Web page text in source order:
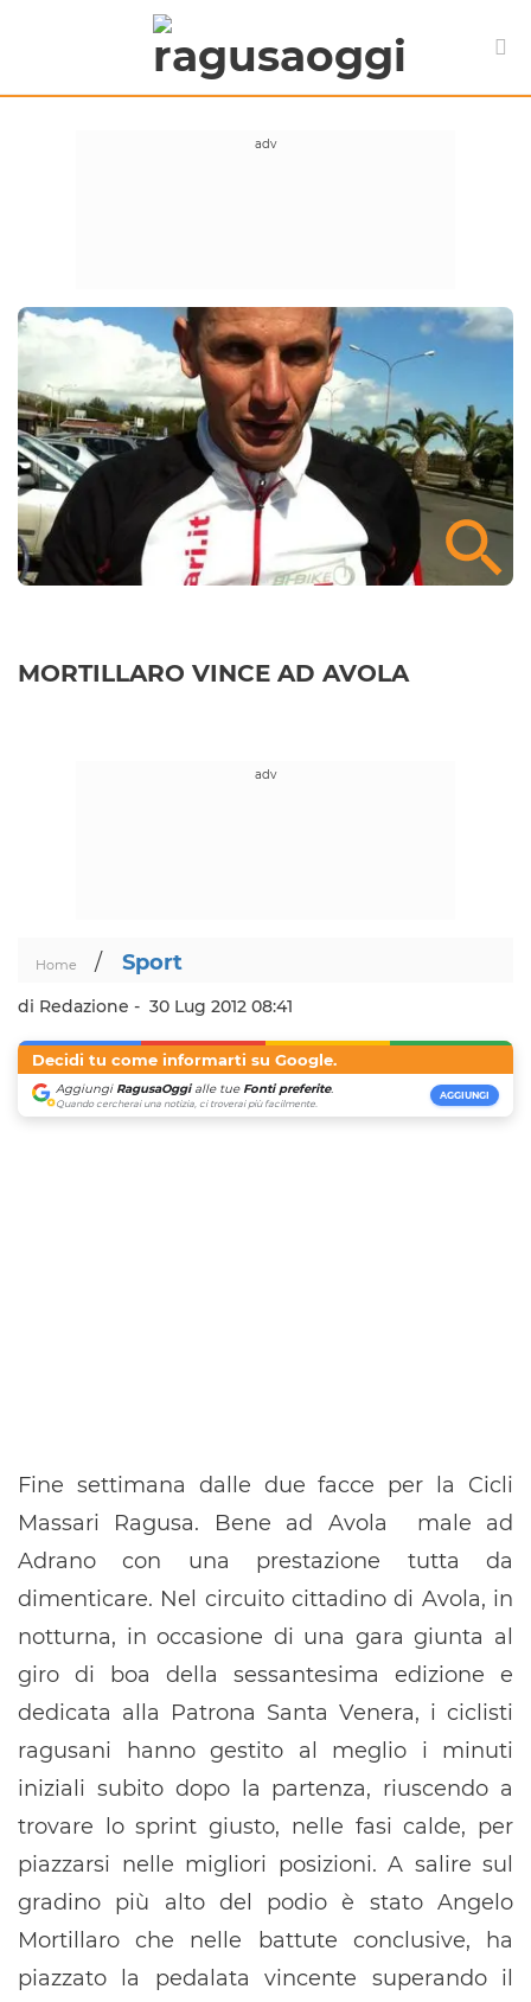
MORTILLARO VINCE AD AVOLA
Home / Sport
di Redazione - 30 Lug 2012 08:41
Decidi tu come informarti su Google.
Aggiungi RagusaOggialle tue Fonti preferite.
Quando cercherai una notizia, ci troverai più facilmente.
AGGIUNGI
Fine settimana dalle due facce per la Cicli
Massari Ragusa. Bene ad Avola male ad
Adrano con una prestazione tutta da
dimenticare. Nel circuito cittadino di Avola, in
notturna, in occasione di una gara giunta al
giro di boa della sessantesima edizione e
dedicata alla Patrona Santa Venera, i ciclisti
ragusani hanno gestito al meglio i minuti
iniziali subito dopo la partenza, riuscendo a
trovare lo sprint giusto, nelle fasi calde, per
piazzarsi nelle migliori posizioni. A salire sul
gradino più alto del podio è stato Angelo
Mortillaro che nelle battute conclusive, ha
piazzato la pedalata vincente superando il